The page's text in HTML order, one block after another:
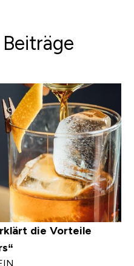
die Vorteile